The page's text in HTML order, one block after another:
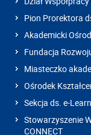
Pion Prorektora
Akademicki
Fundacja
Miasteczko
Ośrodek
Sekcja ds. e-
Stowarzyszenie
CONNECT